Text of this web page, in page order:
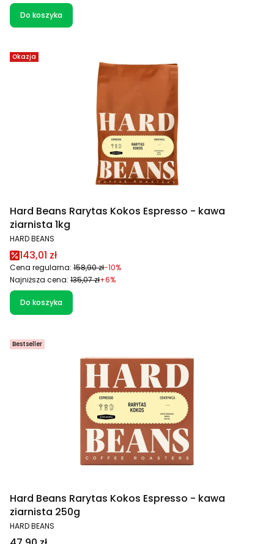
Do koszyka
Okazja
Hard Beans Rarytas Kokos Espresso - kawa
ziarnista 1kg
PRODUCENT
HARD BEANS
Cena promocyjna
143,01 zł
Cena regularna: 158,90 zł-10%
Najniższa cena: 135,07 zł+6%
Do koszyka
Bestseller
Hard Beans Rarytas Kokos Espresso - kawa
ziarnista 250g
PRODUCENT
HARD BEANS